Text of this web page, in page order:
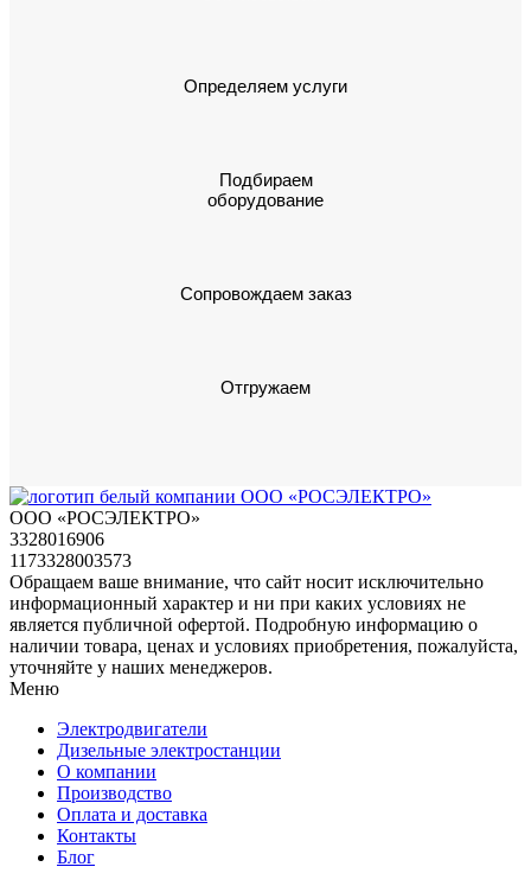
Определяем услуги
Подбираем
оборудование
Сопровождаем заказ
Отгружаем
ООО «РОСЭЛЕКТРО»
3328016906
1173328003573
Обращаем ваше внимание, что сайт носит исключительно
информационный характер и ни при каких условиях не
является публичной офертой. Подробную информацию о
наличии товара, ценах и условиях приобретения, пожалуйста,
уточняйте у наших менеджеров.
Меню
Электродвигатели
Дизельные электростанции
О компании
Производство
Оплата и доставка
Контакты
Блог